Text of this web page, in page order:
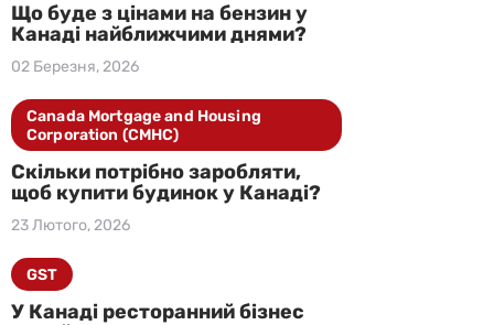
Що буде з цінами на бензин у
Канаді найближчими днями?
02 Березня, 2026
Скільки потрібно заробляти,
щоб купити будинок у Канаді?
23 Лютого, 2026
Canada Mortgage and Housing
Corporation (CMHC)
У Канаді ресторанний бізнес
GST